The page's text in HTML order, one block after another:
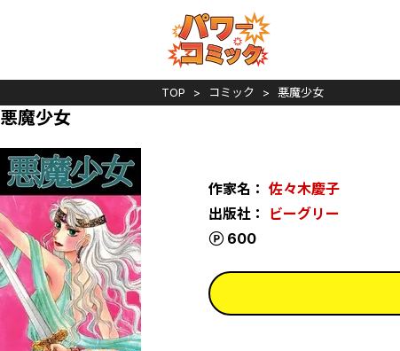
TOP コミック 悪魔少女
悪魔少女
作家名： 佐々木慶子
出版社： ビーグリー
600